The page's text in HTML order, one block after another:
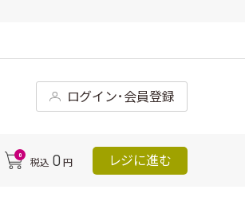
ログイン･会員登録
0
税込 0 円 レジに進む